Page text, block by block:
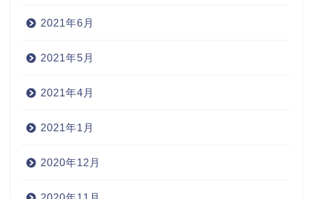
2021年6月
2021年5月
2021年4月
2021年1月
2020年12月